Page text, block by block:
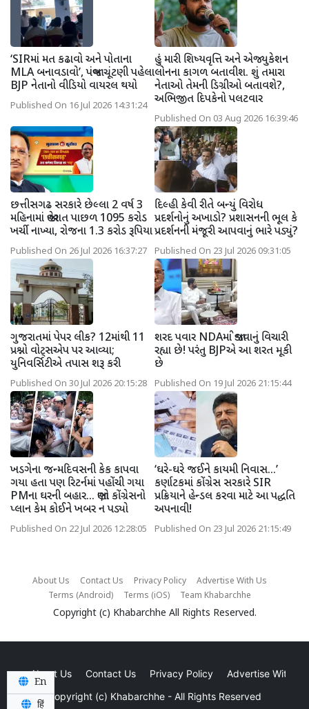
‘SIRમાં મત કઢાવો અને પોતાના
MLA બનાવડાવો’, પંજાબ ચૂંટણી પહેલા
BJP નેતાનો વીડિયો વાયરલ થયો
Published On 16 Jul 2026 14:31:24
હું મારી શિષ્યવૃત્તિ અને એજ્યુકેશન
લોનના કાગળ બતાવીશ. શું તમારા
નેતાઓ તેમની ડિગ્રીઓ બતાવશે?,
અભિજીત દિપકેનો પલટવાર
Published On 03 Aug 2026 16:39:46
છત્તીસગઢ સરકારે છેલ્લા 2 વર્ષ 3
મહિનામાં જાહેરાત પાછળ 1095 કરોડ
ખર્ચી નાખ્યા, રોજના 1.3 કરોડ રૂપિયા
Published On 26 Jul 2026 16:37:27
દિલ્હી કેવી રીતે બન્યું વિરોધ
પ્રદર્શનોનું અખાડો? પ્રશાસનની ભૂલ કે
પ્રદર્શનની મંજૂરી આપવાનું ભારે પડ્યું?
Published On 23 Jul 2026 09:31:05
ગુજરાતમાં પેપર લીક? 12માંથી 11
પ્રશ્નો વોટ્સએપ પર આવ્યા;
યુનિવર્સિટીએ તપાસ શરૂ કરી
Published On 30 Jul 2026 20:15:28
શરદ પવાર NDAમાં જોડાવાનું વિચારી
રહ્યા છે! પરંતુ BJPએ આ શરત મૂકી
છે
Published On 19 Jul 2026 21:15:44
ખડગેના જન્મદિવસની કેક કાપવા
ગયા હતા પણ રિટર્નમાં પહોંચી ગયા
PMના ઘરની બહાર... જાણો કોંગ્રેસનો
પ્લાન કેમ કોઈને ખબર ન પડ્યો
Published On 22 Jul 2026 12:28:05
‘ઘરે-ઘરે જઈને કાયમી નિવાસ...’
કર્ણાટકમાં કોંગ્રેસ સરકારે SIR
પ્રક્રિયાને હેન્ડલ કરવા માટે આ પદ્ધતિ
અપનાવી!
Published On 23 Jul 2026 21:15:49
About Us Contact Us Privacy Policy
Advertise With Us
Terms (Android)
Terms (iOS) Team Khabarchhe
Copyright (c) Khabarchhe All Rights Reserved.
About Us Contact Us Privacy Policy
Advertise With Us
Copyright (c) Khabarchhe - All Rights Reserved
En
हिं